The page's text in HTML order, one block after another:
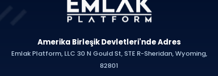
Amerika Birleşik Devletleri'nde Adres
Emlak Platform, LLC 30 N Gould St, STE R-Sheridan, Wyoming,
82801